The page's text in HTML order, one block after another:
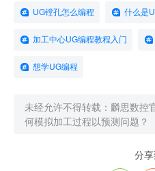
UG镗孔怎么编程 什么是
加工中心UG编程教程入门
想学UG编程
未经允许不得转载： 麟思数控
何模拟加工过程以预测问题？
分